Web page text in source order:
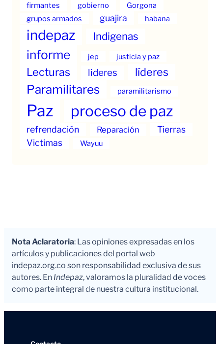
firmantes gobierno
Gorgona
grupos armados
guajira habana
indepaz Indigenas
informe jep justicia y paz
Lecturas lideres líderes
Paramilitares paramilitarismo
Paz proceso de paz
refrendación Reparación
Tierras
Victimas
Wayuu
Nota Aclaratoria: Las opiniones expresadas en los
artículos y publicaciones del portal web
indepaz.org.co son responsabilidad exclusiva de sus
autores. En Indepaz, valoramos la pluralidad de voces
como parte integral de nuestra cultura institucional.